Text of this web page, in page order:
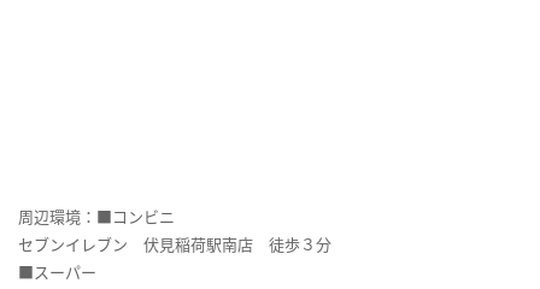
周辺環境：■コンビニ
セブンイレブン 伏見稲荷駅南店 徒歩３分
■スーパー